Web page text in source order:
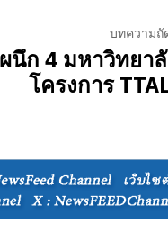
บทความถั
นึก 4 มหาวิทย
โครงการ